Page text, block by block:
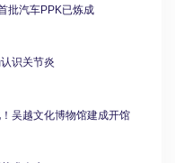
批汽车PPK已炼成
识关节炎
吴越文化博物馆建成开馆